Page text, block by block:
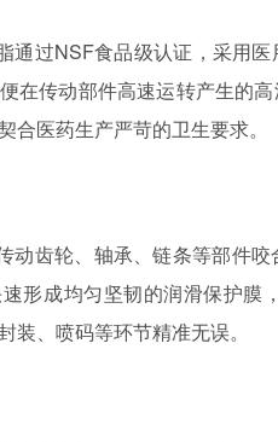
通过NSF食品级认证，采用
在传动部件高速运转产生的
合医药生产严苛的卫生要求。
动齿轮、轴承、链条等部件
形成均匀坚韧的润滑保护
装、喷码等环节精准无误。